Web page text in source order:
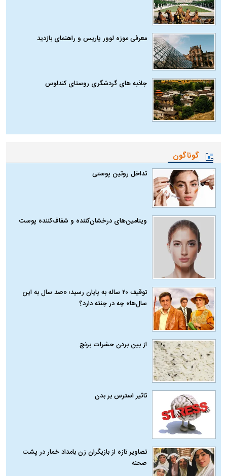
معرفی موزه لوور پاریس و راهنمای بازدید
جاذبه های گردشگری روستای کندلوس
گوناگون
تداخل روتین پوستی
ویتامین‌های درخشان‌کننده و شفاف‌کننده پوست
توقیف ۲۰ ساله به پایان رسید؛ «صد سال به این
سال‌ها» چه در چنته دارد؟
از بین بردن حشرات برنج
تاثیر استرس بر بدن
تصاویر تازه از بازیگران زن بامداد خمار در پشت
صحنه